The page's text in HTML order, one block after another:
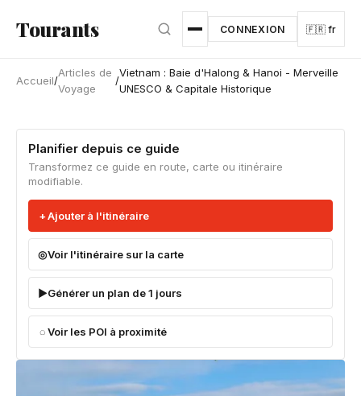
Tourants CONNEXION 🇫🇷 fr
Accueil/
Articles de
Voyage
/
Vietnam : Baie d'Halong & Hanoi - Merveille
UNESCO & Capitale Historique
Planifier depuis ce guide
Transformez ce guide en route, carte ou itinéraire
modifiable.
Ajouter à l'itinéraire
Voir l'itinéraire sur la carte
Générer un plan de 1 jours
Voir les POI à proximité